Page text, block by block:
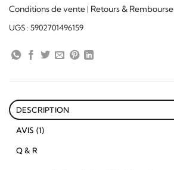
Conditions de vente | Retours &
UGS : 5902701496159
DESCRIPTION
AVIS (1)
Q & R